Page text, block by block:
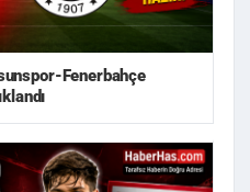
Fenerbahçe